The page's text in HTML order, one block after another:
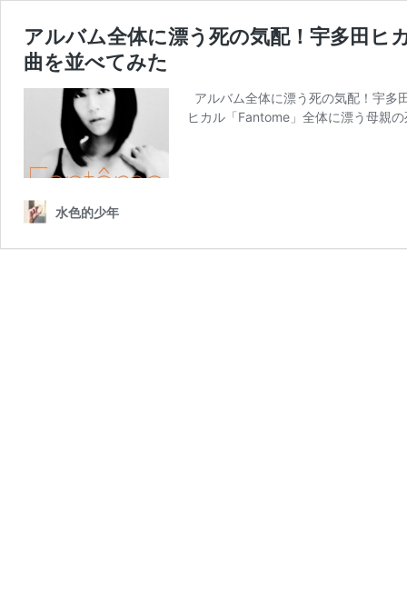
アルバム全体に漂う死の気配！宇多田ヒ
曲を並べてみた
アルバム全体に漂う死の気配！宇多
ヒカル「Fantome」全体に漂う母親
水色的少年